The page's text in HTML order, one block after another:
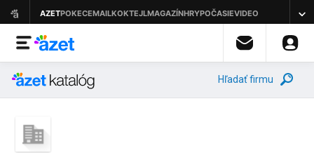
Hľadať firmu